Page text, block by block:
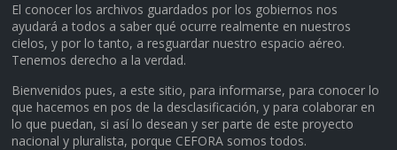
El conocer los archivos guardados por los gobiernos nos
ayudará a todos a saber qué ocurre realmente en nuestros
cielos, y por lo tanto, a resguardar nuestro espacio aéreo.
Tenemos derecho a la verdad.
Bienvenidos pues, a este sitio, para informarse, para conocer lo
que hacemos en pos de la desclasificación, y para colaborar en
lo que puedan, si así lo desean y ser parte de este proyecto
nacional y pluralista, porque CEFORA somos todos.